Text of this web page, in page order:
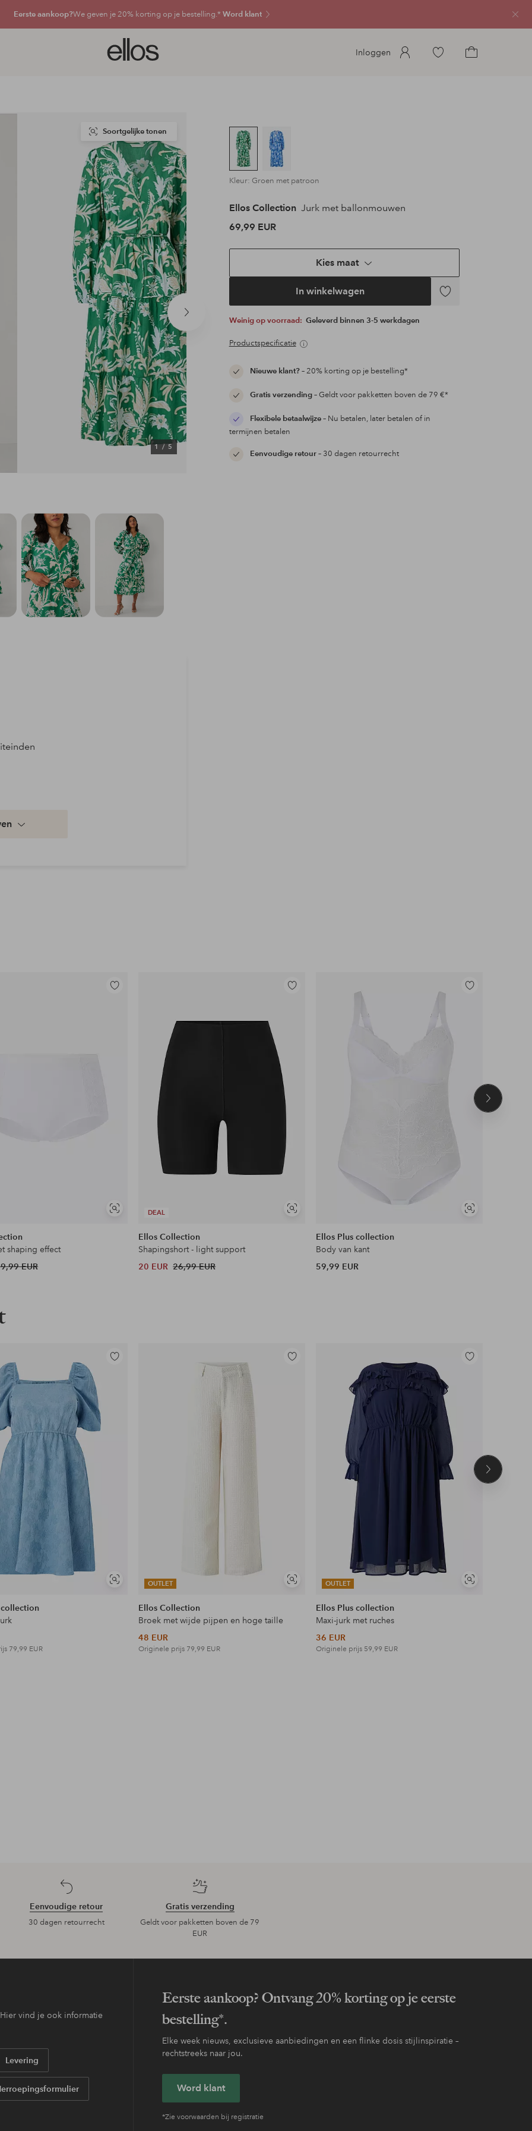
Eerste aankoop?We geven je 20% korting op je bestelling.* Word klant
Ellos
logo
voorpagina
Inloggen
Ga
Volgend
1/ 5
Soortgelijke tonen
Kleur: Groen met patroon
Ellos Collection Jurk met ballonmouwen
69,99 EUR
Kies maat
In winkelwagen
Toevoegen
Weinig op voorraad: Geleverd binnen 3-5 werkdagen
Productspecificatie
Nieuwe klant?– 20% korting op je bestelling*
Gratis verzending– Geldt voor pakketten boven de 79 €*
Flexibele betaalwijze– Nu betalen, later betalen of in
termijnen betalen
Eenvoudige retour– 30 dagen retourrecht
Soortgelijke
Toevoegen
shaping effect
EUR
DEAL
Soortgelijke
Toevoegen
Ellos Collection
Shapingshort - light support
20 EUR 26,99 EUR
Soortgelijke
Toevoegen
Ellos Plus collection
Body van kant
59,99 EUR
Volgend
Soortgelijke
Toevoegen
collection
79,99 EUR
OUTLET
Soortgelijke
Toevoegen
Ellos Collection
Broek met wijde pijpen en hoge taille
48 EUR
Originele prijs 79,99 EUR
OUTLET
Soortgelijke
Toevoegen
Ellos Plus collection
Maxi-jurk met ruches
36 EUR
Originele prijs 59,99 EUR
Volgend
Eenvoudige retour
30 dagen retourrecht
Gratis verzending
Geldt voor pakketten boven de 79
EUR
vind je ook informatie
Levering
Eerste aankoop? Ontvang 20% korting op je eerste
bestelling*.
Elke week nieuws, exclusieve aanbiedingen en een flinke dosis stijlinspiratie –
rechtstreeks naar jou.
Word klant
*Zie voorwaarden bij registratie